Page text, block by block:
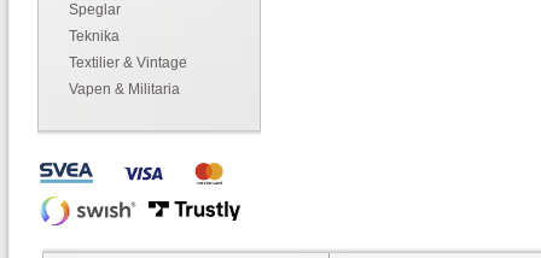
Speglar
Teknika
Textilier & Vintage
Vapen & Militaria